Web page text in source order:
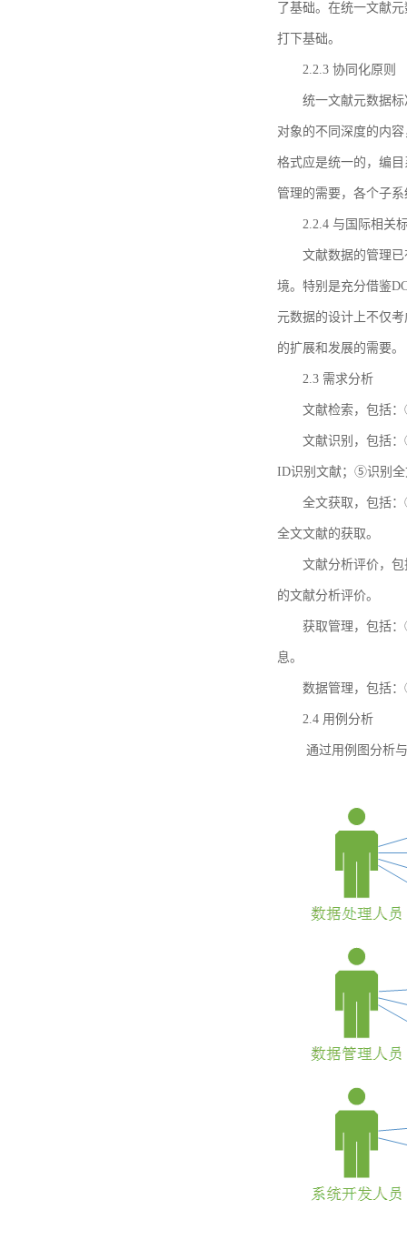
了基础。在统一文献
打下基础。
2.2.3 协同化原则
统一文献元数据
对象的不同深度的内
格式应是统一的，编
管理的需要，各个子
2.2.4 与国际相关
文献数据的管理
境。特别是充分借鉴
元数据的设计上不仅
的扩展和发展的需要。
2.3 需求分析
文献检索，包括
文献识别，包括
ID识别文献；⑤识别全
全文获取，包括
全文文献的获取。
文献分析评价，
的文献分析评价。
获取管理，包括
息。
数据管理，包括
2.4 用例分析
通过用例图分析